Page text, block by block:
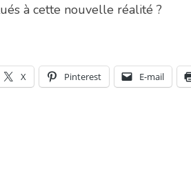
à cette nouvelle réalité ?
X Pinterest E-mail